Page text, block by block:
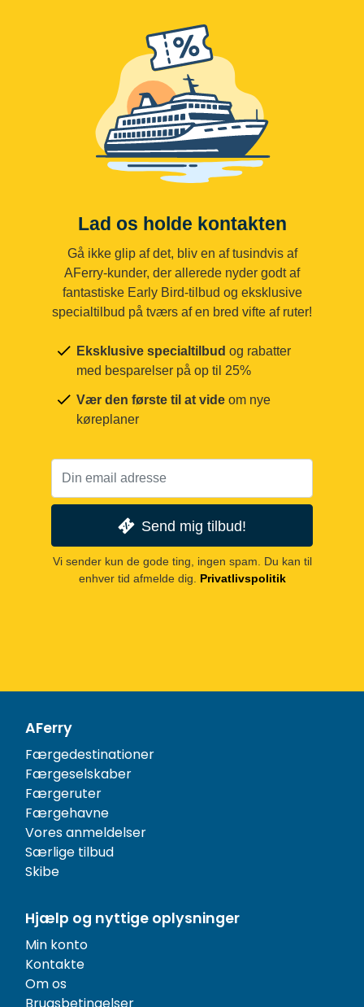
Lad os holde kontakten
Gå ikke glip af det, bliv en af tusindvis af
AFerry-kunder, der allerede nyder godt af
fantastiske Early Bird-tilbud og eksklusive
specialtilbud på tværs af en bred vifte af ruter!
Eksklusive specialtilbud og rabatter
med besparelser på op til 25%
Vær den første til at vide om nye
køreplaner
Send mig tilbud!
Vi sender kun de gode ting, ingen spam. Du kan til
enhver tid afmelde dig.
Privatlivspolitik
AFerry
Færgedestinationer
Færgeselskaber
Færgeruter
Færgehavne
Vores anmeldelser
Særlige tilbud
Skibe
Hjælp og nyttige oplysninger
Min konto
Kontakte
Om os
Brugsbetingelser